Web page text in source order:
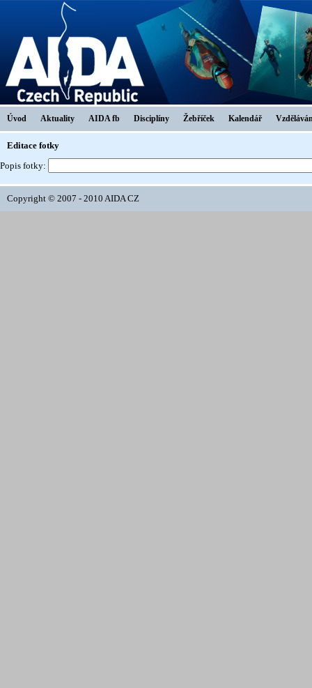
Úvod Aktuality AIDA fb Disciplíny Žebříček Kalendář
Editace fotky
Popis fotky:
Copyright © 2007 - 2010 AIDA CZ